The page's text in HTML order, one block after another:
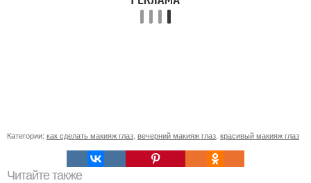
Категории: как сделать макияж глаз вечерний макияж глаз красивый макияж глаз
Читайте также